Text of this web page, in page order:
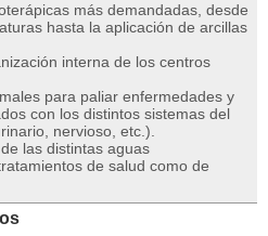
más demandadas, desde
hasta la aplicación de arcillas
interna de los centros
para paliar enfermedades y
con los distintos sistemas del
nervioso, etc.).
las distintas aguas
de salud como de